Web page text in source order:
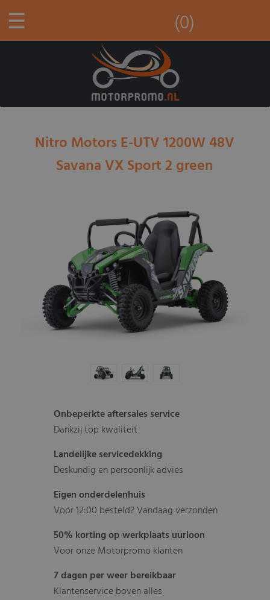
☰ (0)
Nitro Motors E-UTV 1200W 48V
Savana VX Sport 2 green
Onbeperkte aftersales service
Dankzij top kwaliteit
Landelijke servicedekking
Deskundig en persoonlijk advies
Eigen onderdelenhuis
Voor 12:00 besteld? Vandaag verzonden
50% korting op werkplaats uurloon
Voor onze Motorpromo klanten
7 dagen per weer bereikbaar
Klantenservice boven alles